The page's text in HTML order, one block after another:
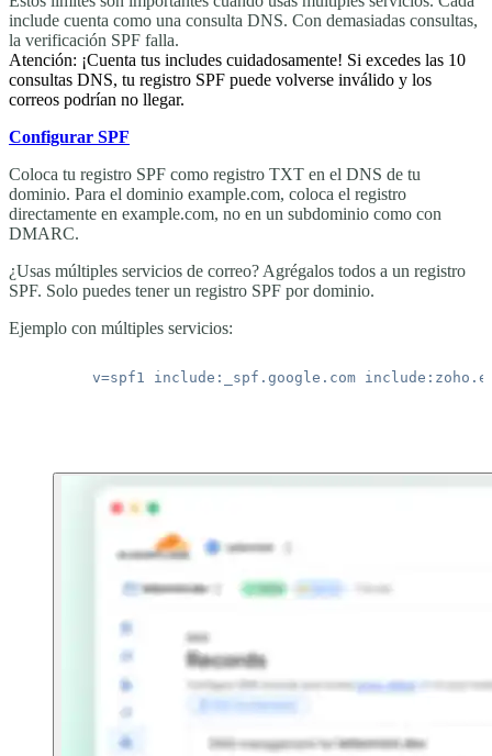
include cuenta como una consulta DNS. Con demasiadas consultas,
la verificación SPF falla.
Atención: ¡Cuenta tus includes cuidadosamente! Si excedes las 10
consultas DNS, tu registro SPF puede volverse inválido y los
correos podrían no llegar.
Configurar SPF
Coloca tu registro SPF como registro TXT en el DNS de tu
dominio. Para el dominio example.com, coloca el registro
directamente en example.com, no en un subdominio como con
DMARC.
¿Usas múltiples servicios de correo? Agrégalos todos a un registro
SPF. Solo puedes tener un registro SPF por dominio.
Ejemplo con múltiples servicios: